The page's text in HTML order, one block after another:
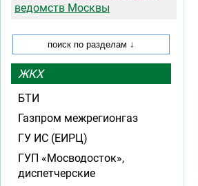
ведомств Москвы
ЖКХ
БТИ
Газпром межрегионгаз
ГУ ИС (ЕИРЦ)
ГУП «Мосводосток»,
диспетчерские